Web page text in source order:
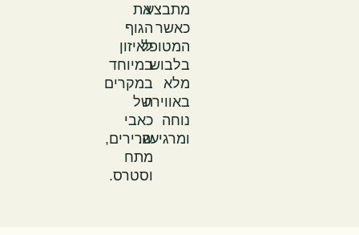
מתבצע
כאשר
המטופל
בלבוש
מלא
באווירה
נוחה
ומרגיעה.
את
הגוף
לאיזון
במיוחד
במקרים
של
כאבי
שרירים,
מתח
וסטרס.